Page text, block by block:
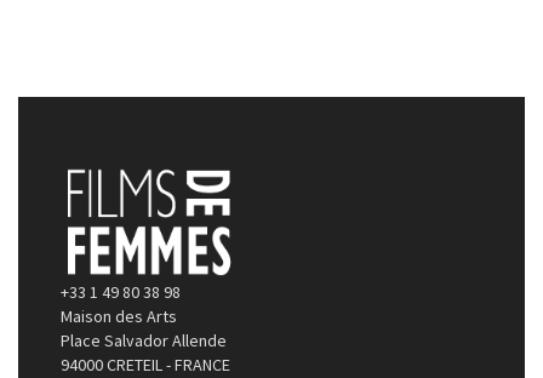
+33 1 49 80 38 98
Maison des Arts
Place Salvador Allende
94000 CRETEIL - FRANCE